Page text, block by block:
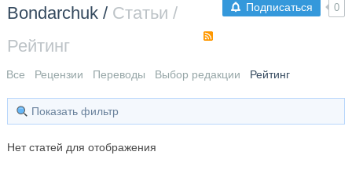
Подписаться 0
Bondarchuk/ Статьи /
Рейтинг
Все Рецензии Переводы Выбор редакции Рейтинг
Показать фильтр
Нет статей для отображения